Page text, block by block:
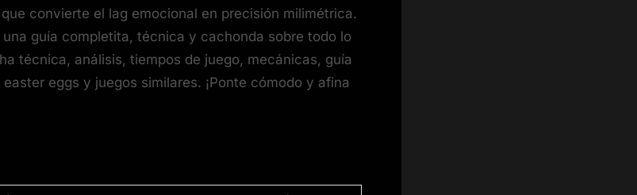
convierte el lag emocional en precisión milimétrica.
guía completita, técnica y cachonda sobre todo lo
técnica, análisis, tiempos de juego, mecánicas, guía
eggs y juegos similares. ¡Ponte cómodo y afina